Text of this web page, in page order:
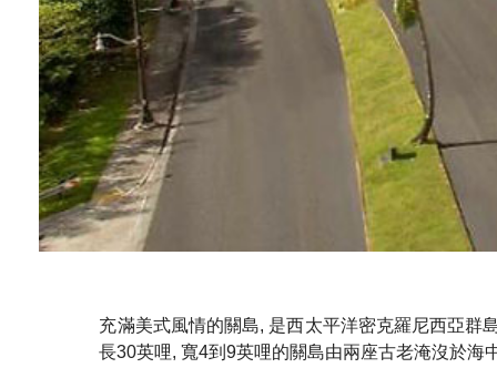
充滿美式風情的關島, 是西太平洋密克羅尼西亞群
長30英哩, 寬4到9英哩的關島由兩座古老淹沒於